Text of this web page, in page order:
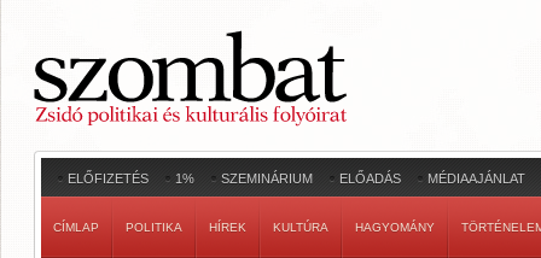
ELŐFIZETÉS 1% SZEMINÁRIUM ELŐADÁS MÉDIAAJÁNLAT
CÍMLAP POLITIKA HÍREK KULTÚRA HAGYOMÁNY